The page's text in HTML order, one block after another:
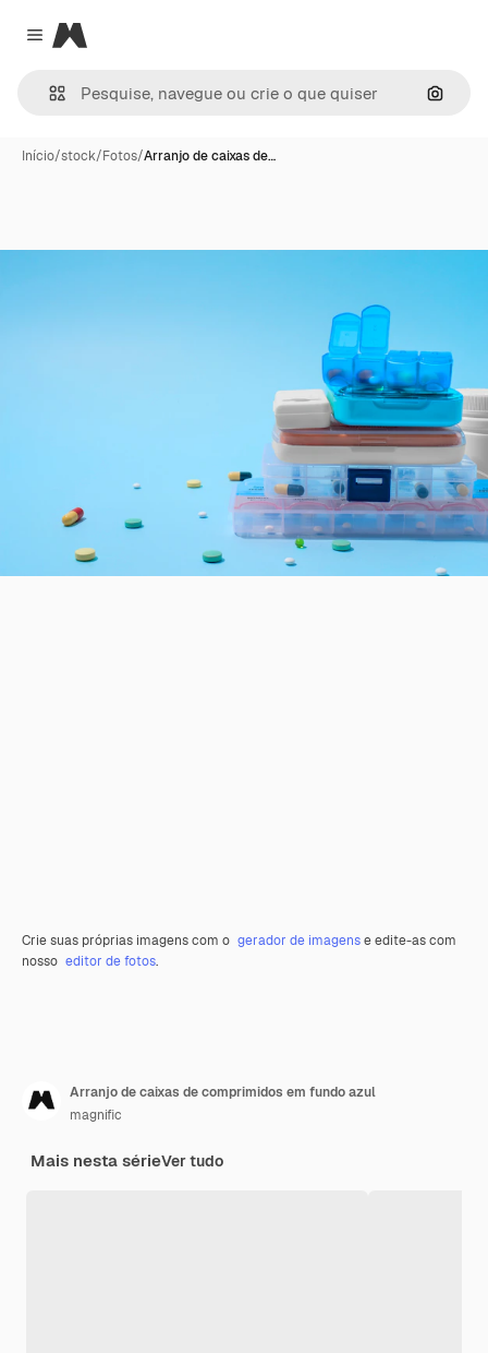
Close menu
Magnific
Início/stock/Fotos/Arranjo de caixas de…
Crie suas próprias imagens com o gerador de imagense edite-as com
nosso editor de fotos.
Arranjo de caixas de comprimidos em fundo azul
magnific
Mais nesta sérieVer tudo